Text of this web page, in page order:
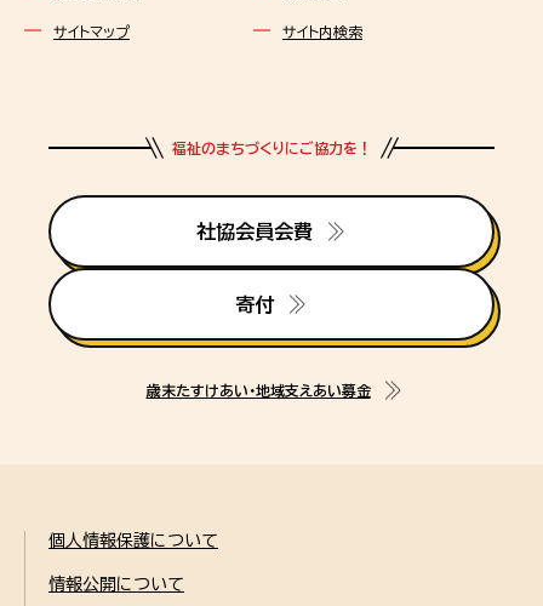
サイトマップ サイト内検索
福祉のまちづくりにご協力を！
社協会員会費
寄付
歳末たすけあい・地域支えあい募金
個人情報保護について
情報公開について